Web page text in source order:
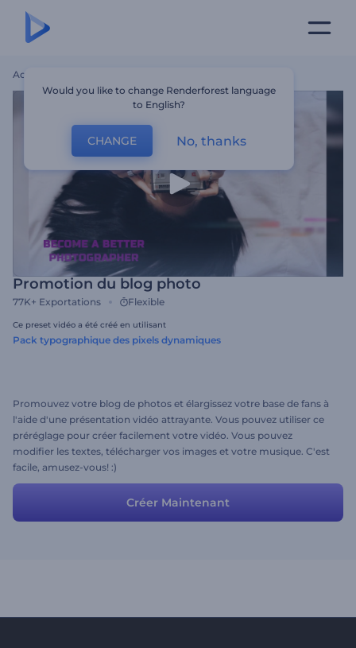
Accueil
Promotion du blog photo
77K+ Exportations Flexible
Ce preset vidéo a été créé en utilisant
Pack typographique des pixels dynamiques
Promouvez votre blog de photos et élargissez votre base de fans à
l'aide d'une présentation vidéo attrayante. Vous pouvez utiliser ce
préréglage pour créer facilement votre vidéo. Vous pouvez
modifier les textes, télécharger vos images et votre musique. C'est
facile, amusez-vous! :)
Créer Maintenant
Would you like to change Renderforest language
to English?
CHANGE No, thanks